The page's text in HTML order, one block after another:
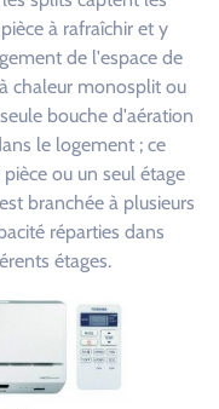
à rafraîchir et y
de l'espace de
chaleur monosplit ou
bouche d'aération
le logement ; ce
ou un seul étage
branchée à plusieurs
réparties dans
étages.